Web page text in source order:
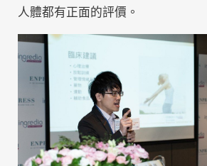
人體都有正面的評價。